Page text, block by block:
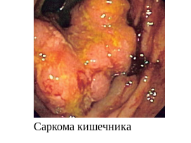
Саркома кишечника